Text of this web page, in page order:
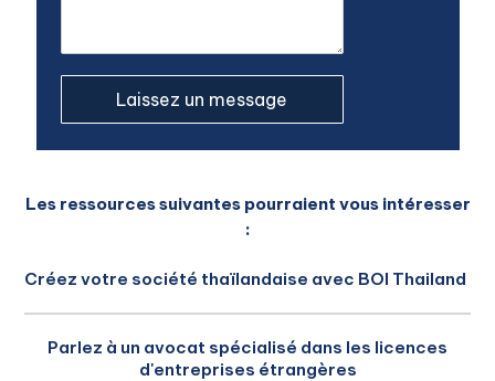
Les ressources suivantes pourraient vous intéresser
:
Créez votre société thaïlandaise avec BOI Thailand
Parlez à un avocat spécialisé dans les licences
d'entreprises étrangères